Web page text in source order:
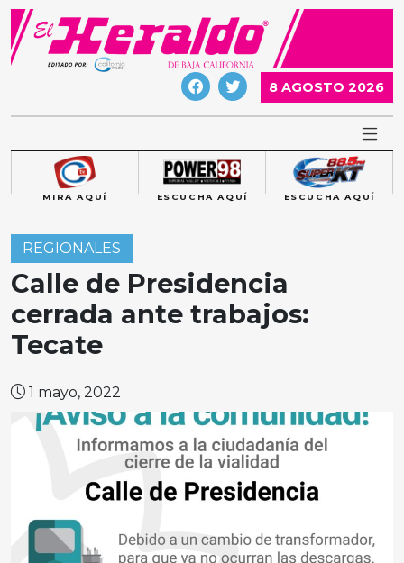
Skip
content
8 AGOSTO 2026
MIRA AQUÍ ESCUCHA AQUÍ ESCUCHA AQUÍ
REGIONALES
Calle de Presidencia
cerrada ante trabajos:
Tecate
1 mayo, 2022